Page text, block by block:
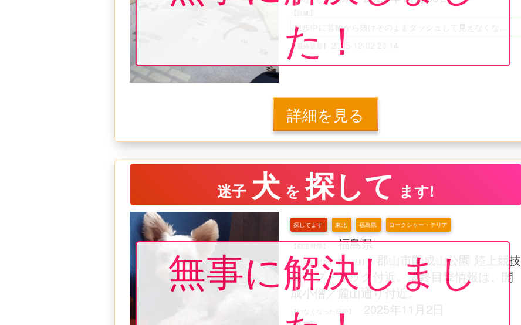
た！
【詳細】
散歩中に首輪から抜けそのままダッシュして見えなくなってしまいました
【最終更新】 2025-12-02 20:14
詳細を見る
無事に解決しまし
迷子 犬 を 探して ます!
探してます 東北 福島県 ヨークシャー・テリア
【都道府県】 福島県
【市区町村など場所詳細】
郡山市開成山公園 陸上競技
場サブトラック付近。最終目撃情報は、開
成小僧／麓山通り付近。
【いなくなった日時】 2025年11月2日